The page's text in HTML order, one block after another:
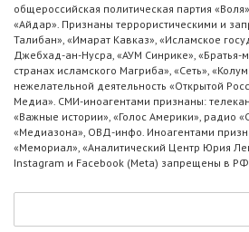
общероссийская политическая партия
«Айдар». Признаны террористическими и
Талибан», «Имарат Кавказ», «Исламское
Джебхад-ан-Нусра, «АУМ Синрике», «Братья-
странах исламского Магриба», «Сеть»,
нежелательной деятельность «Открытой
Медиа». СМИ-иноагентами признаны:
«Важные истории», «Голос Америки», радио
«Медиазона», ОВД-инфо. Иноагентами
«Мемориал», «Аналитический Центр Юрия
Instagram и Facebook (Metа) запрещены в РФ